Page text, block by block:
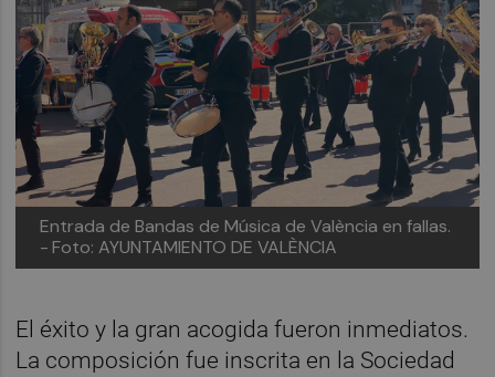
Entrada de Bandas de Música de València en fallas.
- Foto: AYUNTAMIENTO DE VALÈNCIA
El éxito y la gran acogida fueron inmediatos.
La composición fue inscrita en la Sociedad